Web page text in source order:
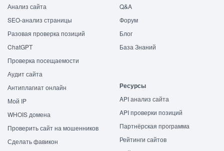
Анализ сайта
SEO-анализ страницы
Разовая проверка позиций
ChatGPT
Проверка посещаемости
Аудит сайта
Антиплагиат онлайн
Мой IP
WHOIS домена
Проверить сайт на мошенников
Сделать фавикон
Q&A
Форум
Блог
База Знаний
Ресурсы
API анализ сайта
API проверки позиций
Партнёрская программа
Рейтинги сайтов